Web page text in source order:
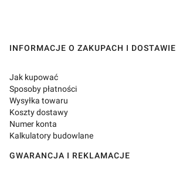
Linki w stopce
INFORMACJE O ZAKUPACH I DOSTAWIE
Jak kupować
Sposoby płatności
Wysyłka towaru
Koszty dostawy
Numer konta
Kalkulatory budowlane
GWARANCJA I REKLAMACJE